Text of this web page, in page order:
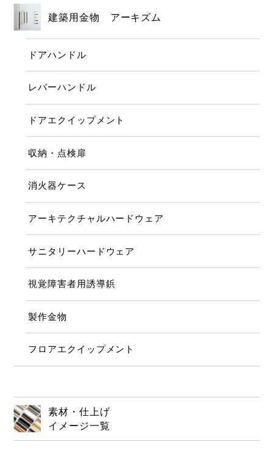
建築用金物 アーキズム
ドアハンドル
レバーハンドル
ドアエクイップメント
収納・点検扉
消火器ケース
アーキテクチャルハードウェア
サニタリーハードウェア
視覚障害者用誘導鋲
製作金物
フロアエクイップメント
素材・仕上げ
イメージ一覧